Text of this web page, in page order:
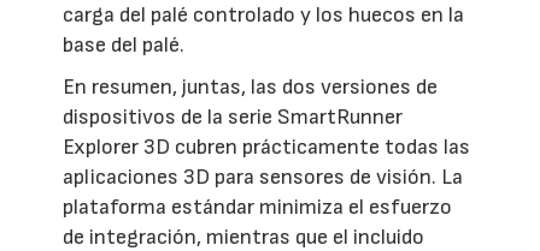
carga del palé controlado y los huecos en la
base del palé.
En resumen, juntas, las dos versiones de
dispositivos de la serie SmartRunner
Explorer 3D cubren prácticamente todas las
aplicaciones 3D para sensores de visión. La
plataforma estándar minimiza el esfuerzo
de integración, mientras que el incluido